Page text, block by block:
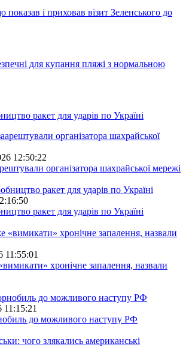
і приховав візит Зеленського до
для купання пляжі з нормальною
ракет для ударів по Україні
12:50:22
організатора шахрайської мережі
ракет для ударів по Україні
11:55:01
хронічне запалення, назвали
11:15:21
до можливого наступу РФ